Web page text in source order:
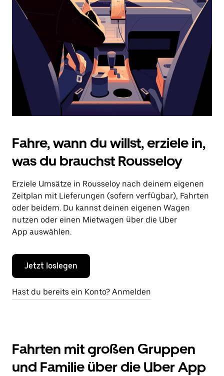
Drücke
die
Escape-
Taste,
den
Kalender
zu
schließen.
Fahre, wann du willst, erziele in,
was du brauchst Rousseloy
Erziele Umsätze in Rousseloy nach deinem eigenen
Zeitplan mit Lieferungen (sofern verfügbar), Fahrten
oder beidem. Du kannst deinen eigenen Wagen
nutzen oder einen Mietwagen über die Uber
App auswählen.
Jetzt loslegen
Hast du bereits ein Konto? Anmelden
Fahrten mit großen Gruppen
und Familie über die Uber App